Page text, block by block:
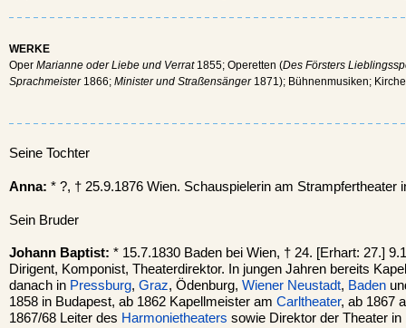
WERKE
Oper Marianne oder Liebe und Verrat1855; Operetten (Des Försters
Sprachmeister1866; Minister und Straßensänger1871); Bühnenmusiken;
Seine Tochter
Anna: * ?, † 25.9.1876 Wien. Schauspielerin am Strampfertheater
Sein Bruder
Johann Baptist: * 15.7.1830 Baden bei Wien, † 24. [Erhart: 27.]
Dirigent, Komponist, Theaterdirektor. In jungen Jahren bereits
danach in Pressburg, Graz, Ödenburg, Wiener Neustadt, Baden
1858 in Budapest, ab 1862 Kapellmeister am Carltheater, ab 1867
1867/68 Leiter des Harmonietheaters sowie Direktor der Theater